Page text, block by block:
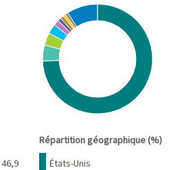
46,9
Chart
Pie chart with 10 slices.
View as data table, Chart
Répartition géographique (%)
Nom Pourcentage
États-Unis